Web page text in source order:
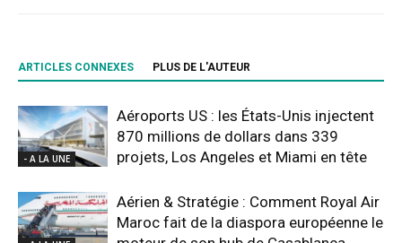
ARTICLES CONNEXES PLUS DE L'AUTEUR
- A LA UNE
Aéroports US : les États-Unis injectent
870 millions de dollars dans 339
projets, Los Angeles et Miami en tête
Aérien & Stratégie : Comment Royal Air
Maroc fait de la diaspora européenne le